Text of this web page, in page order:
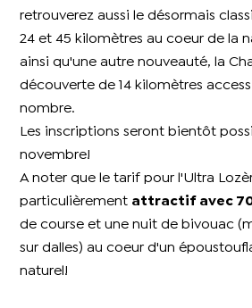
retrouverez aussi le désormais
24 et 45 kilomètres au coeur de la
ainsi qu'une autre nouveauté, la
découverte de 14 kilomètres
nombre.
Les inscriptions seront bientôt
novembre!
A noter que le tarif pour l'Ultra
particulièrement attractif avec
de course et une nuit de bivouac
sur dalles) au coeur d'un
naturel!